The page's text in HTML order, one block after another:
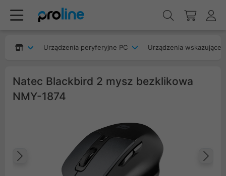
Urządzenia peryferyjne PC Urządzenia wskazujące
Natec Blackbird 2 mysz bezklikowa
NMY-1874
Poprzedni